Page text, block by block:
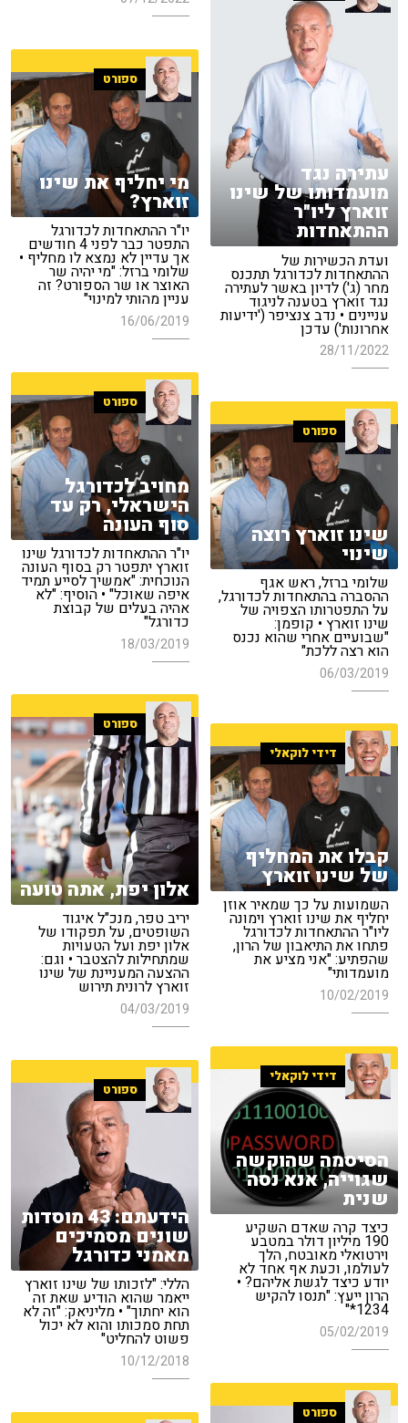
עתירה נגד
מועמדותו של שינו
זוארץ ליו"ר
ההתאחדות
ועדת הכשירות של
ההתאחדות לכדורגל תתכנס
מחר (ג') לדיון באשר לעתירה
נגד זוארץ בטענה לניגוד
עניינים • נדב צנציפר ('ידיעות
אחרונות') עדכן
28/11/2022
ספורט
מי יחליף את שינו
זוארץ?
יו"ר ההתאחדות לכדורגל
התפטר כבר לפני 4 חודשים
אך עדיין לא נמצא לו מחליף •
שלומי ברזל: "מי יהיה שר
האוצר או שר הספורט? זה
עניין מהותי למינוי"
16/06/2019
ספורט
מחויב לכדורגל
הישראלי, רק עד
סוף העונה
יו"ר ההתאחדות לכדורגל שינו
זוארץ יתפטר רק בסוף העונה
הנוכחית: "אמשיך לסייע תמיד
איפה שאוכל" • הוסיף: "לא
אהיה בעלים של קבוצת
כדורגל"
18/03/2019
ספורט
שינו זוארץ רוצה
שינוי
שלומי ברזל, ראש אגף
ההסברה בהתאחדות לכדורגל,
על התפטרותו הצפויה של
שינו זוארץ • קופמן:
"שבועיים אחרי שהוא נכנס
הוא רצה ללכת"
06/03/2019
ספורט
אלון יפת, אתה טועה
יריב טפר, מנכ"ל איגוד
השופטים, על תפקודו של
אלון יפת ועל הטעויות
שמתחילות להצטבר • וגם:
ההצעה המעניינת של שינו
זוארץ לרונית תירוש
04/03/2019
דידי לוקאלי
קבלו את המחליף
של שינו זוארץ
השמועות על כך שמאיר אוזן
יחליף את שינו זוארץ וימונה
ליו"ר ההתאחדות לכדורגל
פתחו את התיאבון של הרון,
שהפתיע: "אני מציע את
מועמדותי"
10/02/2019
דידי לוקאלי
הסיסמה שהוקשה
שגוייה, אנא נסה
שנית
כיצד קרה שאדם השקיע
190 מיליון דולר במטבע
וירטואלי מאובטח, הלך
לעולמו, וכעת אף אחד לא
יודע כיצד לגשת אליהם? •
הרון ייעץ: "תנסו להקיש
1234*"
05/02/2019
ספורט
הידעתם: 43 מוסדות
שונים מסמיכים
מאמני כדורגל
הללי: "לזכותו של שינו זוארץ
ייאמר שהוא הודיע שאת זה
הוא יחתוך" • מליניאק: "זה לא
תחת סמכותו והוא לא יכול
פשוט להחליט"
10/12/2018
ספורט